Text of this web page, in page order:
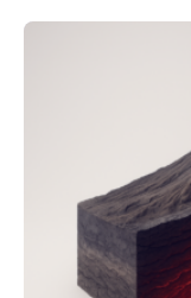
Domänen auf
einer raffinierten
Röntgenquelle zu
diese Partikel es
könnten, winzige
Richtung als
wahrzunehmen.
über den Ozean